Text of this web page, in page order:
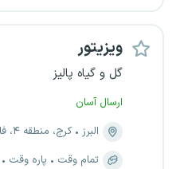
ویزیتور
گل و گیاه پالیز
ارسال آسان
البرز
کرج، منطقه ۴، فاز دو مهرشهر
تمام وقت
پاره وقت